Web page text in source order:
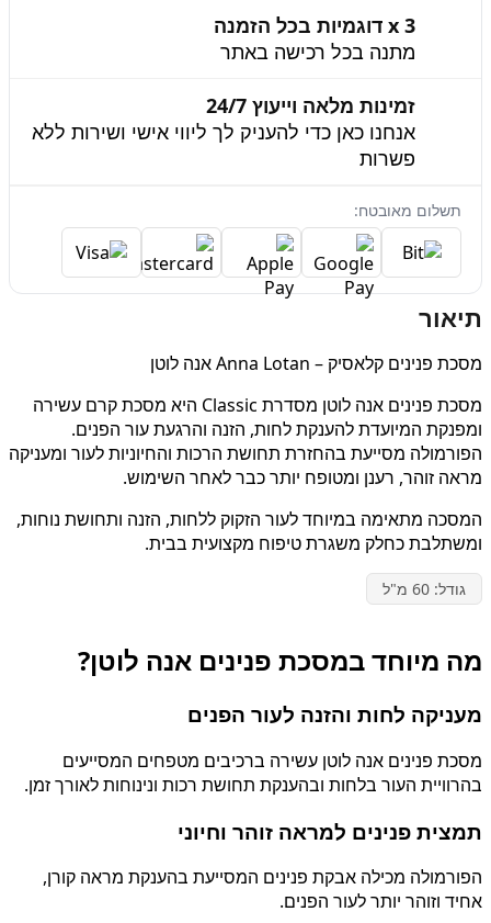
3 x דוגמיות בכל הזמנה
מתנה בכל רכישה באתר
זמינות מלאה וייעוץ 24/7
אנחנו כאן כדי להעניק לך ליווי אישי ושירות ללא
פשרות
תשלום מאובטח:
תיאור
מסכת פנינים קלאסיק – Anna Lotan אנה לוטן
מסכת פנינים אנה לוטן מסדרת Classic היא מסכת קרם עשירה
ומפנקת המיועדת להענקת לחות, הזנה והרגעת עור הפנים.
הפורמולה מסייעת בהחזרת תחושת הרכות והחיוניות לעור ומעניקה
מראה זוהר, רענן ומטופח יותר כבר לאחר השימוש.
המסכה מתאימה במיוחד לעור הזקוק ללחות, הזנה ותחושת נוחות,
ומשתלבת כחלק משגרת טיפוח מקצועית בבית.
גודל: 60 מ"ל
מה מיוחד במסכת פנינים אנה לוטן?
מעניקה לחות והזנה לעור הפנים
מסכת פנינים אנה לוטן עשירה ברכיבים מטפחים המסייעים
בהרוויית העור בלחות ובהענקת תחושת רכות ונינוחות לאורך זמן.
תמצית פנינים למראה זוהר וחיוני
הפורמולה מכילה אבקת פנינים המסייעת בהענקת מראה קורן,
אחיד וזוהר יותר לעור הפנים.